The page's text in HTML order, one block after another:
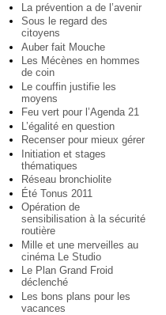
La prévention a de l’avenir
Sous le regard des
citoyens
Auber fait Mouche
Les Mécènes en hommes
de coin
Le couffin justifie les
moyens
Feu vert pour l’Agenda 21
L’égalité en question
Recenser pour mieux gérer
Initiation et stages
thématiques
Réseau bronchiolite
Été Tonus 2011
Opération de
sensibilisation à la sécurité
routière
Mille et une merveilles au
cinéma Le Studio
Le Plan Grand Froid
déclenché
Les bons plans pour les
vacances